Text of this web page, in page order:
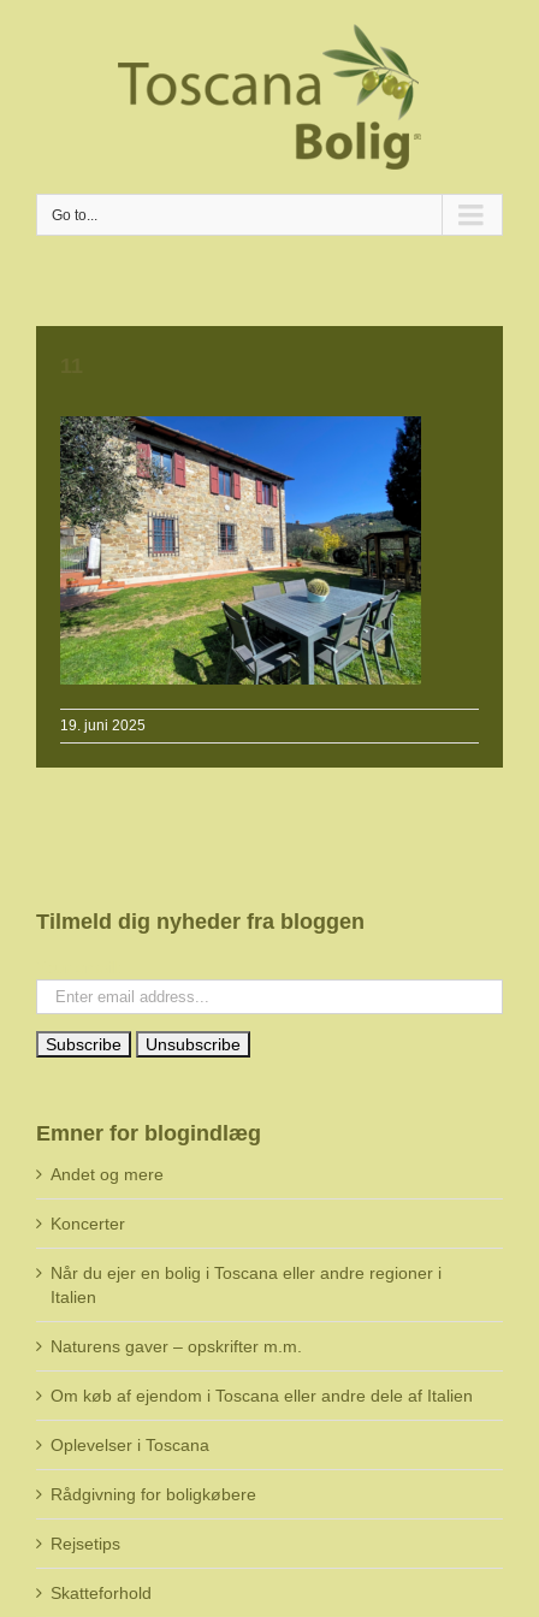
Go to...
19. juni 2025
Tilmeld dig nyheder fra bloggen
Emner for blogindlæg
Andet og mere
Koncerter
Når du ejer en bolig i Toscana eller andre regioner i
Italien
Naturens gaver – opskrifter m.m.
Om køb af ejendom i Toscana eller andre dele af Italien
Oplevelser i Toscana
Rådgivning for boligkøbere
Rejsetips
Skatteforhold